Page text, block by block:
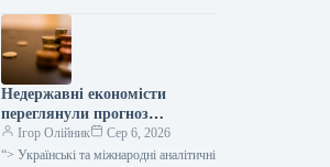
сектору, серед якого генератори,
трансформатори,…
Недержавні економісти
переглянули прогноз
економічного зростання
України на 2026 рік,
Ігор Олійник
Сер 6, 2026
“> Українські та міжнародні аналітичні